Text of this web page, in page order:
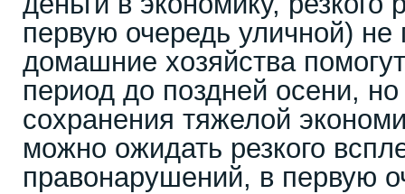
первую очередь уличной)
домашние хозяйства
период до поздней осени,
сохранения тяжелой
можно ожидать резкого
правонарушений, в первую